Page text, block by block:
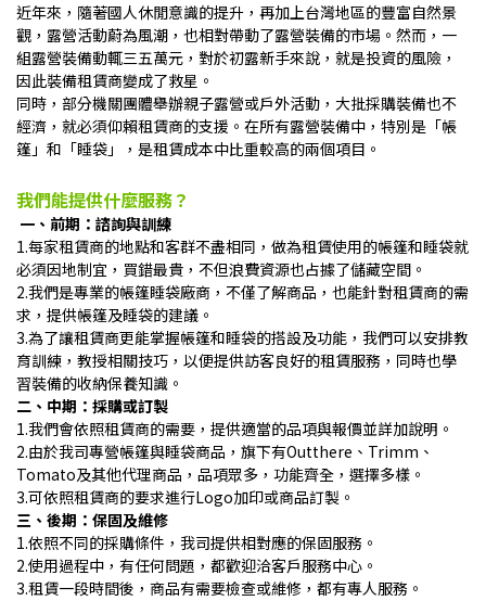
近年來，隨著國人休閒意識的提升，再加上台灣地區的豐富自然景
觀，露營活動蔚為風潮，也相對帶動了露營裝備的市場。然而，一
組露營裝備動輒三五萬元，對於初露新手來說，就是投資的風險，
因此裝備租賃商變成了救星。
同時，部分機關團體舉辦親子露營或戶外活動，大批採購裝備也不
經濟，就必須仰賴租賃商的支援。在所有露營裝備中，特別是「帳
篷」和「睡袋」，是租賃成本中比重較高的兩個項目。
我們能提供什麼服務？
一、前期：諮詢與訓練
1.每家租賃商的地點和客群不盡相同，做為租賃使用的帳篷和睡袋就
必須因地制宜，買錯最貴，不但浪費資源也占據了儲藏空間。
2.我們是專業的帳篷睡袋廠商，不僅了解商品，也能針對租賃商的需
求，提供帳篷及睡袋的建議。
3.為了讓租賃商更能掌握帳篷和睡袋的搭設及功能，我們可以安排教
育訓練，教授相關技巧，以便提供訪客良好的租賃服務，同時也學
習裝備的收納保養知識。
二、中期：採購或訂製
1.我們會依照租賃商的需要，提供適當的品項與報價並詳加說明。
2.由於我司專營帳篷與睡袋商品，旗下有Outthere、Trimm、
Tomato及其他代理商品，品項眾多，功能齊全，選擇多樣。
3.可依照租賃商的要求進行Logo加印或商品訂製。
三、後期：保固及維修
1.依照不同的採購條件，我司提供相對應的保固服務。
2.使用過程中，有任何問題，都歡迎洽客戶服務中心。
3.租賃一段時間後，商品有需要檢查或維修，都有專人服務。